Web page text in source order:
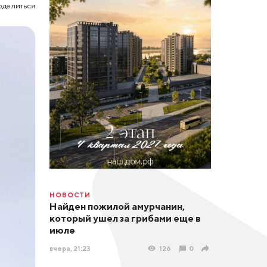
НОВОСТИ
Найден пожилой амурчанин,
который ушел за грибами еще в
июле
вчера, 21:23 126 0